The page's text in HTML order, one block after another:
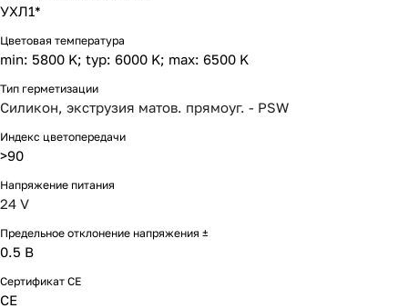
УХЛ1*
Цветовая температура
min: 5800 K; typ: 6000 K; max: 6500 K
Тип герметизации
Силикон, экструзия матов. прямоуг. - PSW
Индекс цветопередачи
>90
Напряжение питания
24 V
Предельное отклонение напряжения ±
0.5 В
Сертификат CE
CE